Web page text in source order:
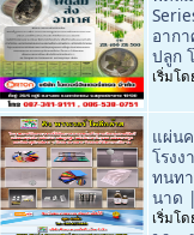
อากา
ปลูก
เริ่มโ
แผ่น
โรงง
ทนท
นาด
เริ่มโ